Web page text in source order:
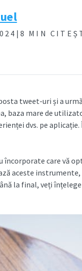
8 MIN
tweet-uri și a
baza mare de
dvs. pe
care vă
aceste
la final, veți înțelege